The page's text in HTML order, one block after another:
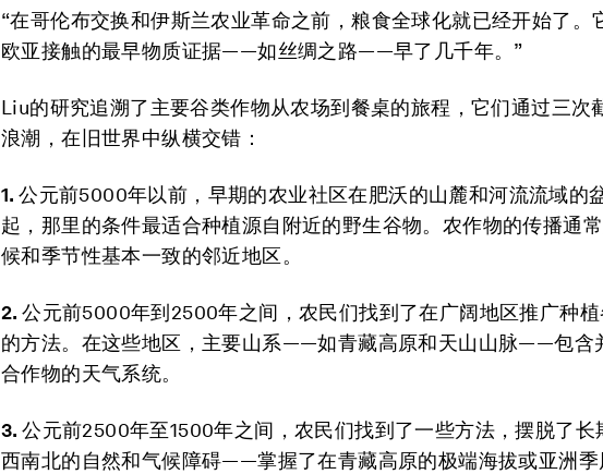
“在哥伦布交换和伊斯兰农业革命之前，粮食全球化就已经开始了。
欧亚接触的最早物质证据——如丝绸之路——早了几千年。”
Liu的研究追溯了主要谷类作物从农场到餐桌的旅程，它们通过三次
浪潮，在旧世界中纵横交错：
1.公元前5000年以前，早期的农业社区在肥沃的山麓和河流流域的
起，那里的条件最适合种植源自附近的野生谷物。农作物的传播通
候和季节性基本一致的邻近地区。
2.公元前5000年到2500年之间，农民们找到了在广阔地区推广种植
的方法。在这些地区，主要山系——如青藏高原和天山山脉——包含
合作物的天气系统。
3.公元前2500年至1500年之间，农民们找到了一些方法，摆脱了长
西南北的自然和气候障碍——掌握了在青藏高原的极端海拔或亚洲季